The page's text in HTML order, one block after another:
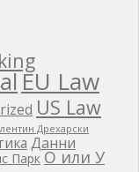
EU Law
US Law
Дрехарски
Данни
Парк О или У